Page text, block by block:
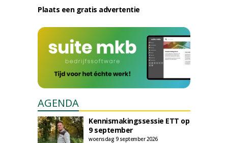
Plaats een gratis advertentie
AGENDA
Kennismakingssessie ETT op
9 september
woensdag 9 september 2026